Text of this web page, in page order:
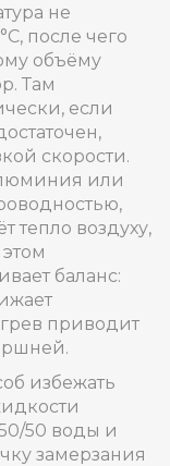
не
после чего
объёму
Там
если
скорости.
или
тепло воздуху,
баланс:
приводит
избежать
50 воды и
замерзания